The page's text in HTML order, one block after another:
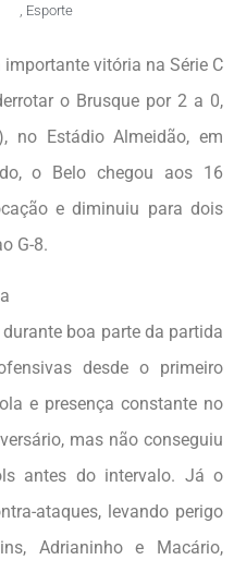
Esporte
vitória na Série C
o Brusque por 2 a 0,
no Estádio Almeidão, em
o Belo chegou aos 16
e diminuiu para dois
G-8.
boa parte da partida
desde o primeiro
e presença constante no
mas não conseguiu
antes do intervalo. Já o
ataques, levando perigo
Adrianinho e Macário,